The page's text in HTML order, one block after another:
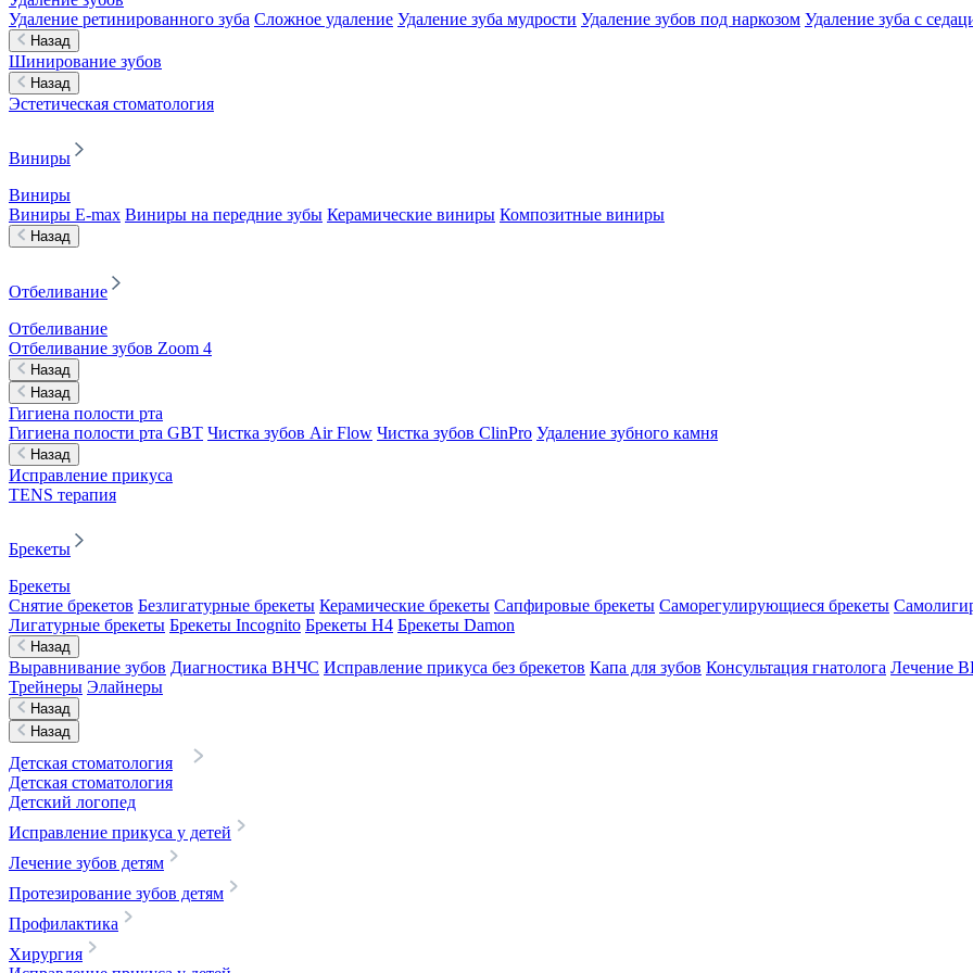
Удаление ретинированного зуба Сложное удаление Удаление зуба мудрости Удаление зубов под наркозом Удаление зуба с
Назад
Шинирование зубов
Назад
Эстетическая стоматология
Виниры
Виниры
Виниры E-max Виниры на передние зубы Керамические виниры Композитные виниры
Назад
Отбеливание
Отбеливание
Отбеливание зубов Zoom 4
Назад
Назад
Гигиена полости рта
Гигиена полости рта GBT Чистка зубов Air Flow Чистка зубов ClinPro Удаление зубного камня
Назад
Исправление прикуса
TENS терапия
Брекеты
Брекеты
Снятие брекетов Безлигатурные брекеты Керамические брекеты Сапфировые брекеты Саморегулирующиеся брекеты
Лигатурные брекеты Брекеты Incognito Брекеты H4 Брекеты Damon
Назад
Выравнивание зубов Диагностика ВНЧС Исправление прикуса без брекетов Капа для зубов Консультация гнатолога Лечение
Трейнеры Элайнеры
Назад
Назад
Детская стоматология
Детская стоматология
Детский логопед
Исправление прикуса у детей
Лечение зубов детям
Протезирование зубов детям
Профилактика
Хирургия